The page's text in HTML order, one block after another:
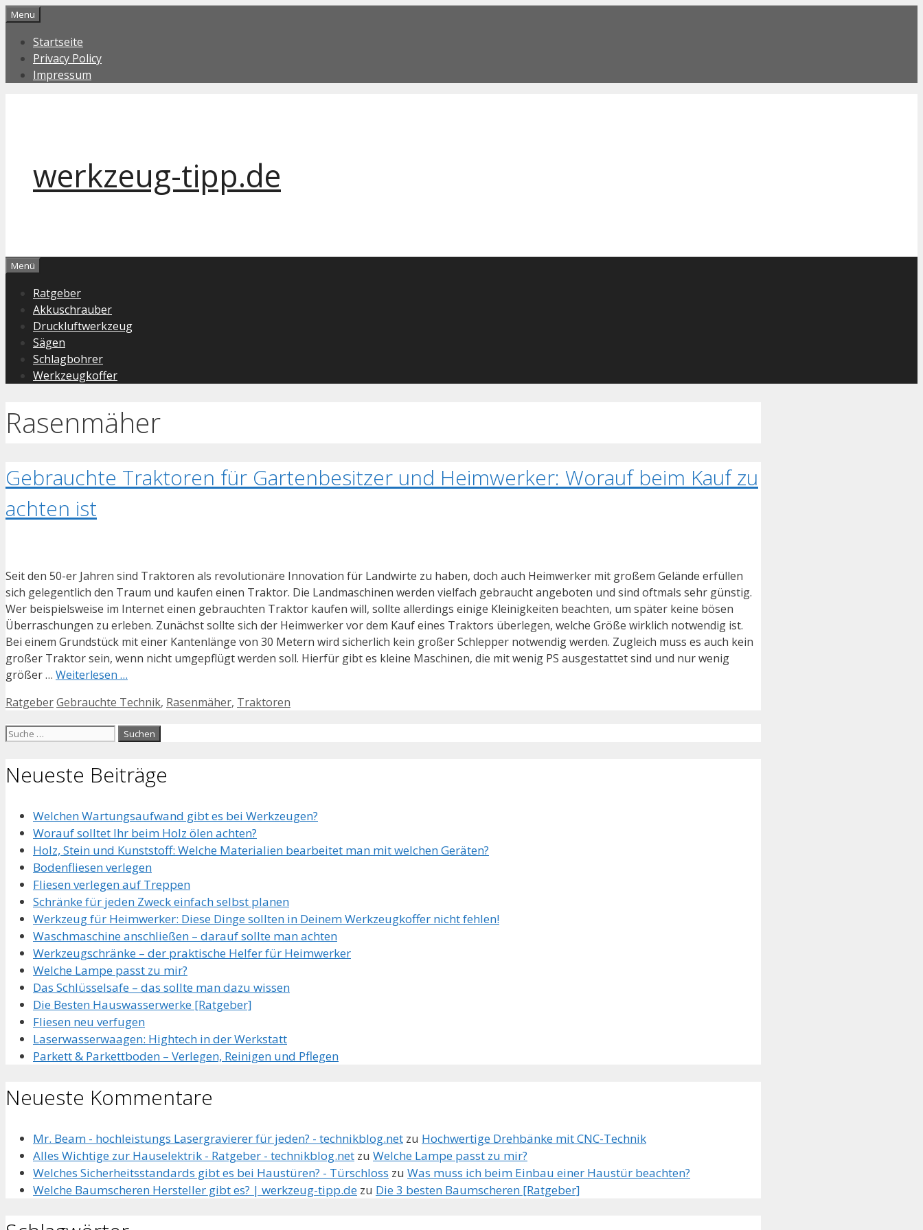
Zum
springen
Menu
Startseite
Privacy Policy
Impressum
werkzeug-tipp.de
Menü
Ratgeber
Akkuschrauber
Druckluftwerkzeug
Sägen
Schlagbohrer
Werkzeugkoffer
Rasenmäher
Gebrauchte Traktoren für Gartenbesitzer und Heimwerker: Worauf beim Kauf zu
achten ist
Seit den 50-er Jahren sind Traktoren als revolutionäre Innovation für Landwirte zu haben, doch auch Heimwerker mit großem Gelände erfüllen
sich gelegentlich den Traum und kaufen einen Traktor. Die Landmaschinen werden vielfach gebraucht angeboten und sind oftmals sehr günstig.
Wer beispielsweise im Internet einen gebrauchten Traktor kaufen will, sollte allerdings einige Kleinigkeiten beachten, um später keine bösen
Überraschungen zu erleben. Zunächst sollte sich der Heimwerker vor dem Kauf eines Traktors überlegen, welche Größe wirklich notwendig ist.
Bei einem Grundstück mit einer Kantenlänge von 30 Metern wird sicherlich kein großer Schlepper notwendig werden. Zugleich muss es auch kein
großer Traktor sein, wenn nicht umgepflügt werden soll. Hierfür gibt es kleine Maschinen, die mit wenig PS ausgestattet sind und nur wenig
größer … Weiterlesen …
Kategorien
RatgeberSchlagwörter
Gebrauchte Technik, Rasenmäher, Traktoren
Suche
Neueste Beiträge
Welchen Wartungsaufwand gibt es bei Werkzeugen?
Worauf solltet Ihr beim Holz ölen achten?
Holz, Stein und Kunststoff: Welche Materialien bearbeitet man mit welchen Geräten?
Bodenfliesen verlegen
Fliesen verlegen auf Treppen
Schränke für jeden Zweck einfach selbst planen
Werkzeug für Heimwerker: Diese Dinge sollten in Deinem Werkzeugkoffer nicht fehlen!
Waschmaschine anschließen – darauf sollte man achten
Werkzeugschränke – der praktische Helfer für Heimwerker
Welche Lampe passt zu mir?
Das Schlüsselsafe – das sollte man dazu wissen
Die Besten Hauswasserwerke [Ratgeber]
Fliesen neu verfugen
Laserwasserwaagen: Hightech in der Werkstatt
Parkett & Parkettboden – Verlegen, Reinigen und Pflegen
Neueste Kommentare
Mr. Beam - hochleistungs Lasergravierer für jeden? - technikblog.net zu Hochwertige Drehbänke mit CNC-Technik
Alles Wichtige zur Hauselektrik - Ratgeber - technikblog.net zu Welche Lampe passt zu mir?
Welches Sicherheitsstandards gibt es bei Haustüren? - Türschloss zu Was muss ich beim Einbau einer Haustür beachten?
Welche Baumscheren Hersteller gibt es? | werkzeug-tipp.de zu Die 3 besten Baumscheren [Ratgeber]